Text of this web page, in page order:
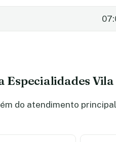
Especialidades
do atendimento